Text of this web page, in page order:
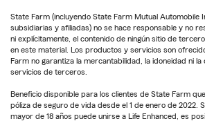
State Farm (incluyendo State Farm Mutual Automobile
subsidiarias y afiliadas) no se hace responsable y no
ni explícitamente, el contenido de ningún sitio de
en este material. Los productos y servicios son
Farm no garantiza la mercantabilidad, la idoneidad ni
servicios de terceros.
Beneficio disponible para los clientes de State Farm
póliza de seguro de vida desde el 1 de enero de 2022.
mayor de 18 años puede unirse a Life Enhanced, es